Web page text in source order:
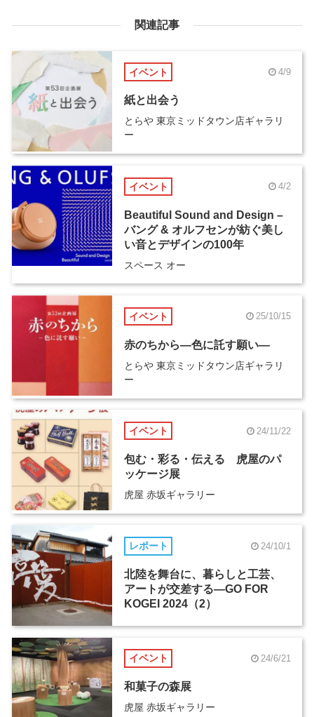
関連記事
イベント 4/9
紙と出会う
とらや 東京ミッドタウン店ギャラリ
ー
イベント 4/2
Beautiful Sound and Design –
バング & オルフセンが紡ぐ美し
い音とデザインの100年
スペース オー
イベント 25/10/15
赤のちから―色に託す願い―
とらや 東京ミッドタウン店ギャラリ
ー
イベント 24/11/22
包む・彩る・伝える 虎屋のパ
ッケージ展
虎屋 赤坂ギャラリー
レポート 24/10/1
北陸を舞台に、暮らしと工芸、
アートが交差する―GO FOR
KOGEI 2024（2）
イベント 24/6/21
和菓子の森展
虎屋 赤坂ギャラリー